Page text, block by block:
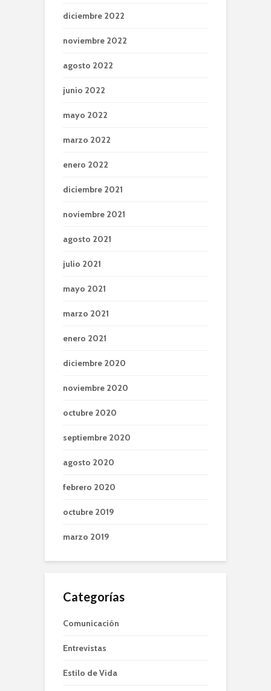
diciembre 2022
noviembre 2022
agosto 2022
junio 2022
mayo 2022
marzo 2022
enero 2022
diciembre 2021
noviembre 2021
agosto 2021
julio 2021
mayo 2021
marzo 2021
enero 2021
diciembre 2020
noviembre 2020
octubre 2020
septiembre 2020
agosto 2020
febrero 2020
octubre 2019
marzo 2019
Categorías
Comunicación
Entrevistas
Estilo de Vida